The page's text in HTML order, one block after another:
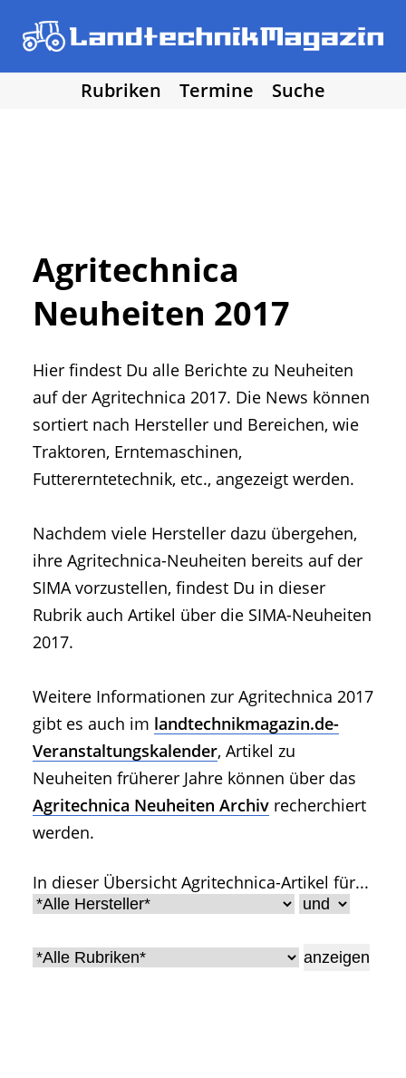
Rubriken Termine
Suche
• Hof- und Stalltechnik
• Forst, Garten und Kommune
• NawaRo und erneuerbare Energie
• Landtechnik allgemein
• DLG Testberichte • Vereine und Hobby
• Geschichte und Geschichten
• Messen und Veranstaltungen
• Mitteilung der Redaktion
• Artikel nach Hersteller/Marke
Agritechnica
Neuheiten 2017
Hier findest Du alle Berichte zu Neuheiten
auf der Agritechnica 2017. Die News können
sortiert nach Hersteller und Bereichen, wie
Traktoren, Erntemaschinen,
Futtererntetechnik, etc., angezeigt werden.
Nachdem viele Hersteller dazu übergehen,
ihre Agritechnica-Neuheiten bereits auf der
SIMA vorzustellen, findest Du in dieser
Rubrik auch Artikel über die SIMA-Neuheiten
2017.
Weitere Informationen zur Agritechnica 2017
gibt es auch im landtechnikmagazin.de-
Veranstaltungskalender, Artikel zu
Neuheiten früherer Jahre können über das
Agritechnica Neuheiten Archiv recherchiert
werden.
In dieser Übersicht Agritechnica-Artikel für...